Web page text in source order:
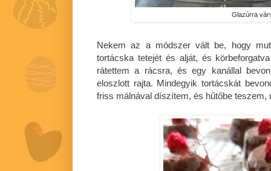
Glazúrra
Nekem az a módszer vált be, hogy
tortácska tetejét és alját, és
rátettem a rácsra, és egy kanállal
eloszlott rajta. Mindegyik tortácskát
friss málnával díszítem, és hűtőbe teszem,